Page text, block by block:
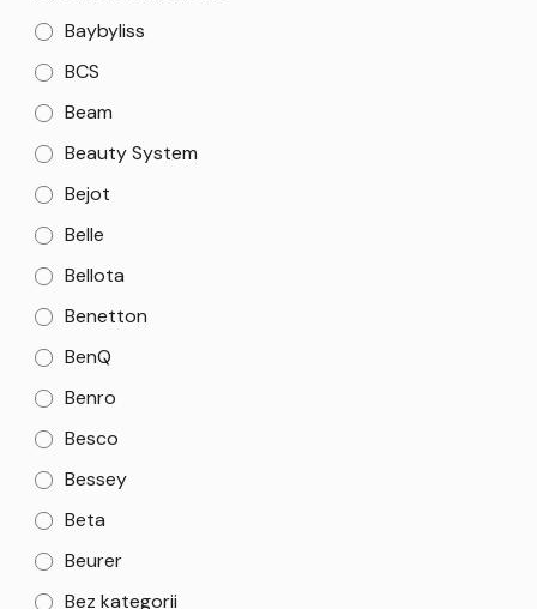
Baybyliss
BCS
Beam
Beauty System
Bejot
Belle
Bellota
Benetton
BenQ
Benro
Besco
Bessey
Beta
Beurer
Bez kategorii